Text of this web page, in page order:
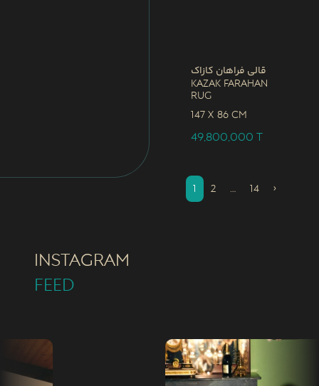
قالی فراهان کازاک
Kazak Farahan
Rug
147 x 86 CM
49,800,000T
1 2 … 14 ›
INSTAGRAM
FEED